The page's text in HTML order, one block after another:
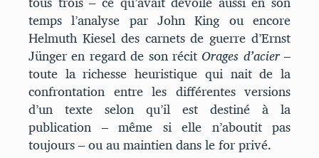
temps l’analyse par John King ou encore
Helmuth Kiesel des carnets de guerre d’Ernst
Jünger en regard de son récitOrages d’acier–
toute la richesse heuristique qui nait de la
confrontation entre les différentes versions
d’un texte selon qu’il est destiné à la
publication – même si elle n’aboutit pas
toujours – ou au maintien dans le for privé.